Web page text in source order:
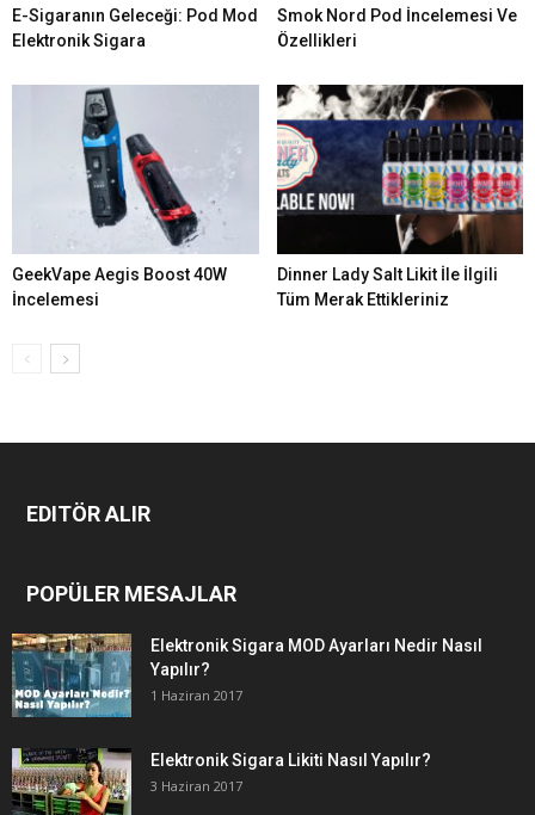
E-Sigaranın Geleceği: Pod Mod
Elektronik Sigara
Smok Nord Pod İncelemesi Ve
Özellikleri
GeekVape Aegis Boost 40W
İncelemesi
Dinner Lady Salt Likit İle İlgili
Tüm Merak Ettikleriniz
EDITÖR ALIR
POPÜLER MESAJLAR
Elektronik Sigara MOD Ayarları Nedir Nasıl
Yapılır?
1 Haziran 2017
Elektronik Sigara Likiti Nasıl Yapılır?
3 Haziran 2017